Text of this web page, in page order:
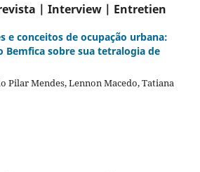
| Interview | Entretien
e conceitos de ocupação urbana:
Bemfica sobre sua tetralogia de
Pilar Mendes, Lennon Macedo, Tatiana